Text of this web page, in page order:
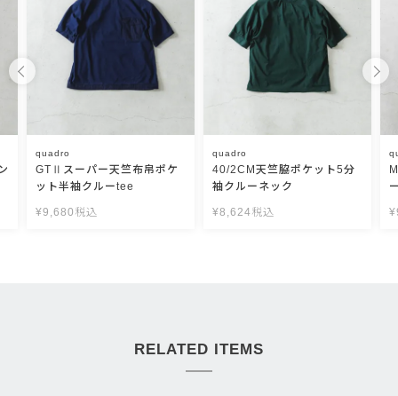
quadro
GTⅡスーパー天竺布帛ポケ
ット半袖クルーtee
¥9,680 税込
quadro
40/2CM天竺脇ポケット5分
袖クルーネック
¥8,624税込 ¥
RELATED ITEMS